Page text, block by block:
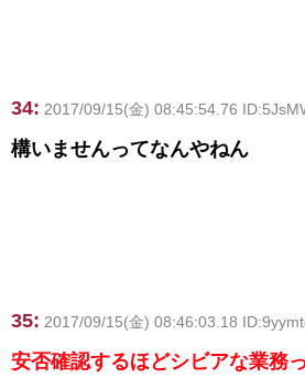
34: 2017/09/15(金) 08:45:54.76
構いませんってなんやねん
35: 2017/09/15(金) 08:46:03.18
安否確認するほどシビアな業務